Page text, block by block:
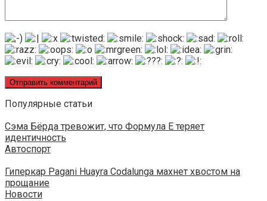
Популярные статьи
Сэма Бёрда тревожит, что Формула E теряет
идентичность
Автоспорт
Гиперкар Pagani Huayra Codalunga махнет хвостом на
прощание
Новости